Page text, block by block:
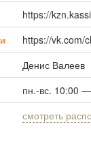
https://
https://vk.com/
Денис Валеев
пн.-вс. 10:00
смотреть